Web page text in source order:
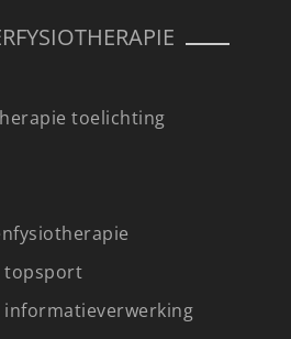
toelichting
topsport
informatieverwerking